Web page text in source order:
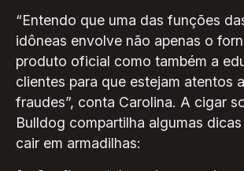
“Entendo que uma das funções
idôneas envolve não apenas o
produto oficial como também a
clientes para que estejam atentos
fraudes”, conta Carolina. A cigar
Bulldog compartilha algumas
cair em armadilhas: